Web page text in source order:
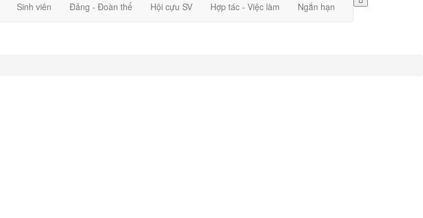
Sinh viên Đảng - Đoàn thể Hội cựu SV Hợp tác - Việc làm Ngắn hạn